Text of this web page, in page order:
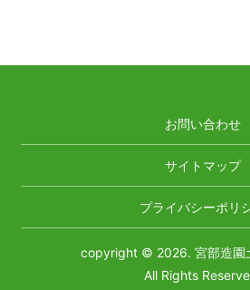
お問い合わせ
サイトマップ
プライバシーポリ
copyright © 2026. 宮部造園
All Rights